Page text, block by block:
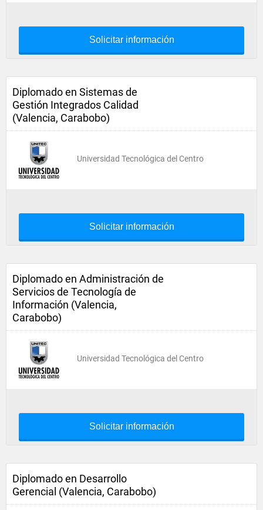
Solicitar información
Diplomado en Sistemas de
Gestión Integrados Calidad
(Valencia, Carabobo)
Universidad Tecnológica del Centro
Solicitar información
Diplomado en Administración de
Servicios de Tecnología de
Información (Valencia,
Carabobo)
Universidad Tecnológica del Centro
Solicitar información
Diplomado en Desarrollo
Gerencial (Valencia, Carabobo)